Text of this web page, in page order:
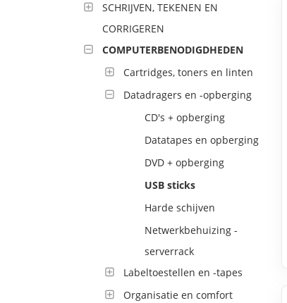
SCHRIJVEN, TEKENEN EN
CORRIGEREN
COMPUTERBENODIGDHEDEN
Cartridges, toners en linten
Datadragers en -opberging
CD's + opberging
Datatapes en opberging
DVD + opberging
USB sticks
Harde schijven
Netwerkbehuizing -
serverrack
Labeltoestellen en -tapes
Organisatie en comfort